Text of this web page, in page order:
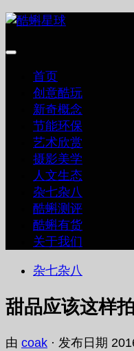
跳
内
首页
创意酷玩
新奇概念
节能环保
艺术欣赏
摄影美学
人文生态
杂七杂八
酷蝌测评
酷蝌有货
关于我们
杂七杂八
甜品应该这样
由 coak · 发布日期